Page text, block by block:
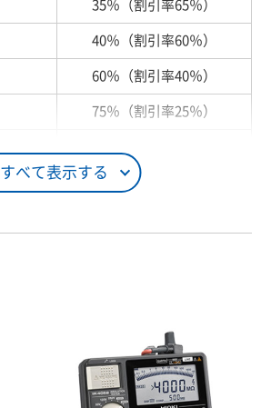
すべて表示する
35％（割引率65％）
40％（割引率60％）
60％（割引率40％）
75％（割引率25％）
100％（割引率 0％）
90％（割引率10％）
80％（割引率20％）